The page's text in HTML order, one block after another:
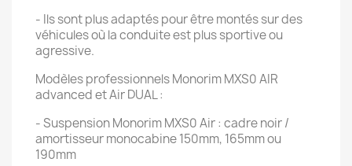
- Ils sont plus adaptés pour être montés sur des
véhicules où la conduite est plus sportive ou
agressive.
Modèles professionnels Monorim MXS0 AIR
advanced et Air DUAL :
- Suspension Monorim MXS0 Air : cadre noir /
amortisseur monocabine 150mm, 165mm ou
190mm